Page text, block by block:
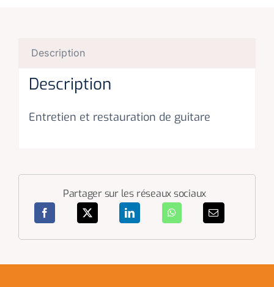
Description
Description
Entretien et restauration de guitare
Partager sur les réseaux sociaux